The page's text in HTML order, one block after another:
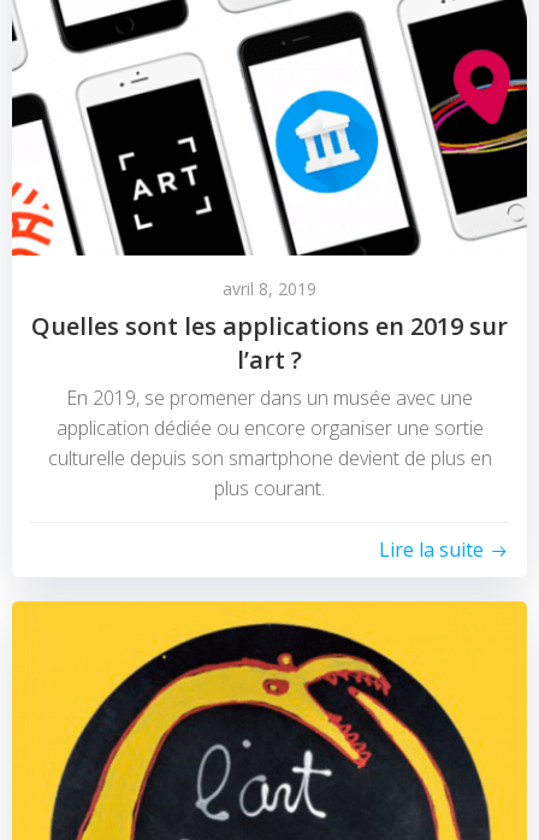
avril 8, 2019
Quelles sont les applications en 2019 sur
l’art ?
En 2019, se promener dans un musée avec une
application dédiée ou encore organiser une sortie
culturelle depuis son smartphone devient de plus en
plus courant.
Lire la suite